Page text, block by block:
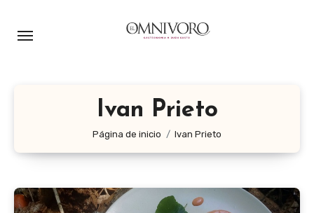
Ivan Prieto
Página de inicio Ivan Prieto